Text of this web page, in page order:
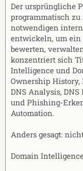
Der ursprüngliche
programmatisch
notwendigen
entwickeln, um ein
bewerten,
konzentriert sich
Intelligence und
Ownership History,
DNS Analysis,
und Phishing-
Automation.
Anders gesagt:
Domain